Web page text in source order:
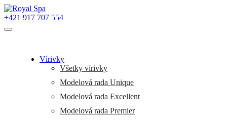
+421 917 707 554
Vírivky
Všetky vírivky
Modelová rada Unique
Modelová rada Excellent
Modelová rada Premier